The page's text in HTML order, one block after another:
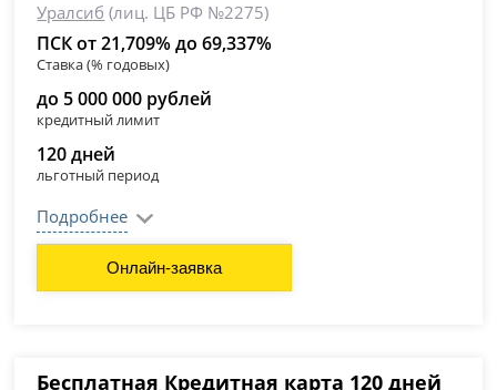
Уралсиб (лиц. ЦБ РФ №2275)
ПСК от 21,709% до 69,337%
Ставка (% годовых)
до 5 000 000 рублей
кредитный лимит
120 дней
льготный период
Подробнее
Онлайн-заявка
Бесплатная Кредитная карта 120 дней